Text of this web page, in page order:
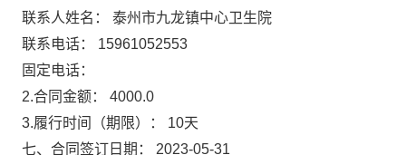
联系人姓名： 泰州市九龙镇中心卫生院
联系电话： 15961052553
固定电话：
2.合同金额： 4000.0
3.履行时间（期限）： 10天
七、合同签订日期： 2023-05-31